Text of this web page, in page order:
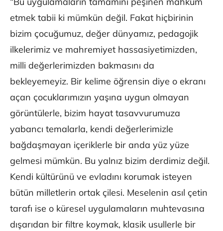
etmek tabii ki mümkün değil. Fakat hiçbirinin
bizim çocuğumuz, değer dünyamız, pedagojik
ilkelerimiz ve mahremiyet hassasiyetimizden,
milli değerlerimizden bakmasını da
bekleyemeyiz. Bir kelime öğrensin diye o ekranı
açan çocuklarımızın yaşına uygun olmayan
görüntülerle, bizim hayat tasavvurumuza
yabancı temalarla, kendi değerlerimizle
bağdaşmayan içeriklerle bir anda yüz yüze
gelmesi mümkün. Bu yalnız bizim derdimiz değil.
Kendi kültürünü ve evladını korumak isteyen
bütün milletlerin ortak çilesi. Meselenin asıl çetin
tarafı ise o küresel uygulamaların muhtevasına
dışarıdan bir filtre koymak, klasik usullerle bir